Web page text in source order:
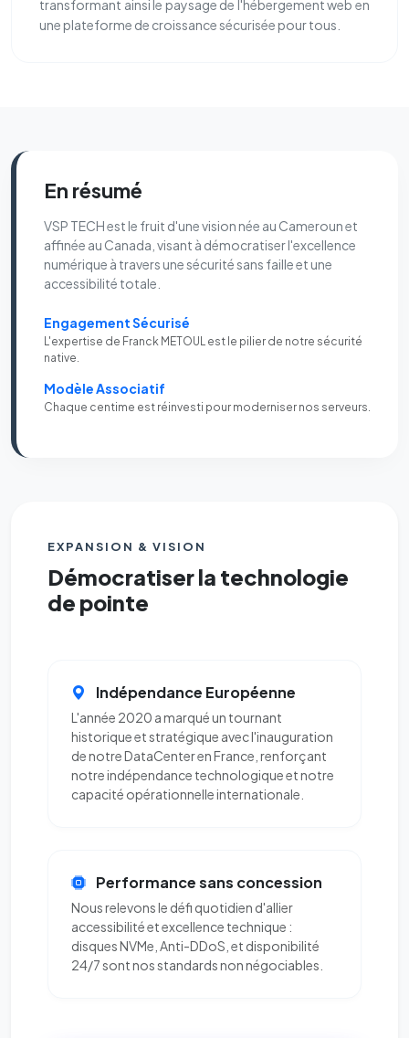
transformant ainsi le paysage de l'hébergement web en
une plateforme de croissance sécurisée pour tous.
En résumé
VSP TECH est le fruit d'une vision née au Cameroun et
affinée au Canada, visant à démocratiser l'excellence
numérique à travers une sécurité sans faille et une
accessibilité totale.
Engagement Sécurisé
L'expertise de Franck METOUL est le pilier de notre sécurité
native.
Modèle Associatif
Chaque centime est réinvesti pour moderniser nos serveurs.
EXPANSION & VISION
Démocratiser la technologie
de pointe
Indépendance Européenne
L'année 2020 a marqué un tournant
historique et stratégique avec l'inauguration
de notre DataCenter en France, renforçant
notre indépendance technologique et notre
capacité opérationnelle internationale.
Performance sans concession
Nous relevons le défi quotidien d'allier
accessibilité et excellence technique :
disques NVMe, Anti-DDoS, et disponibilité
24/7 sont nos standards non négociables.